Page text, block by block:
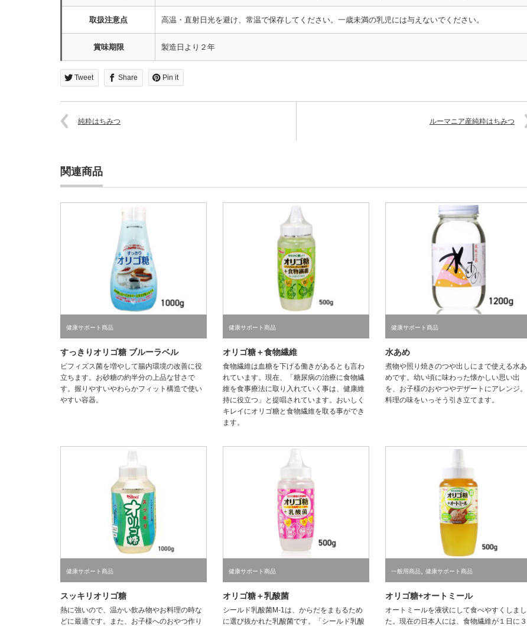
取扱注意点 高温・直射日光を避け、常温で保存してください。一歳未満の乳児には与えないでください。
賞味期限 製造日より２年
Tweet Share Pin it
純粋はちみつ ルーマニア産純粋はちみつ
関連商品
健康サポート商品
すっきりオリゴ糖 ブルーラベル
ビフィズス菌を増やして腸内環境の改善に役
立ちます。お砂糖の約半分の上品な甘さで
す。握りやすいやわらかフィット構造で使い
やすい容器。
健康サポート商品
オリゴ糖＋食物繊維
食物繊維は血糖を下げる働きがあるとも言わ
れています。現在、「糖尿病の治療に食物繊
維を食事療法に取り入れていく事は、健康維
持に役立つ」と提唱されています。おいしく
キレイにオリゴ糖と食物繊維を取る事ができ
ます。
健康サポート商品
水あめ
煮物や照り焼きのつや出しにまで使える水あ
めです。幼い頃に味わった懐かしい思い出
を、お子様のおやつやデザートにアレンジ。
料理の味をいっそう引き立てます。
健康サポート商品
スッキリオリゴ糖
熱に強いので、温かい飲み物やお料理の時な
どに最適です。また、お子様へのおやつ作り
健康サポート商品
オリゴ糖＋乳酸菌
シールド乳酸菌M-1は、からだをまもるため
に選び抜かれた乳酸菌です。「シールド乳酸
一般用商品 健康サポート商品
オリゴ糖+オートミール
オートミールを液状にして食べやすくしまし
た。現在の日本人には、食物繊維が１日に３